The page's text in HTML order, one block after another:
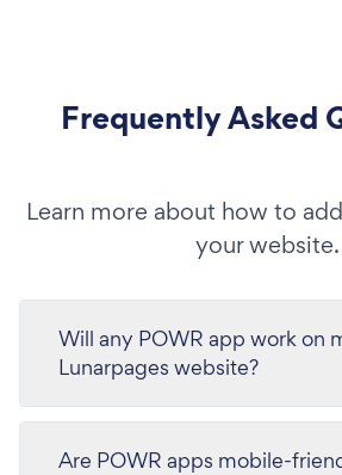
Frequently Asked
Learn more about how to
your website.
Will any POWR app work on
Lunarpages website?
Are POWR apps mobile-